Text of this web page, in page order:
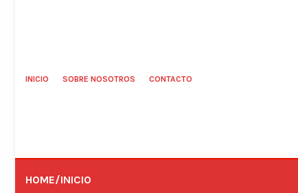
INICIO SOBRE NOSOTROS CONTACTO
HOME/INICIO